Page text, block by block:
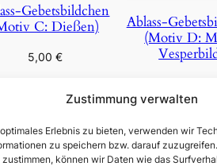
Zustimmung verwalten
Erlebnis zu bieten, verwenden wir
zu speichern bzw. darauf
können wir Daten wie das
Gebetsbildchen
C: Dießen)
5,00 €
Ablass-
(Motiv D: